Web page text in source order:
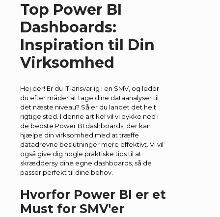
Top Power BI
Dashboards:
Inspiration til Din
Virksomhed
Hej der! Er du IT-ansvarlig i en SMV, og leder
du efter måder at tage dine dataanalyser til
det næste niveau? Så er du landet det helt
rigtige sted. I denne artikel vil vi dykke ned i
de bedste Power BI dashboards, der kan
hjælpe din virksomhed med at træffe
datadrevne beslutninger mere effektivt. Vi vil
også give dig nogle praktiske tips til at
skræddersy dine egne dashboards, så de
passer perfekt til dine behov.
Hvorfor Power BI er et
Must for SMV'er